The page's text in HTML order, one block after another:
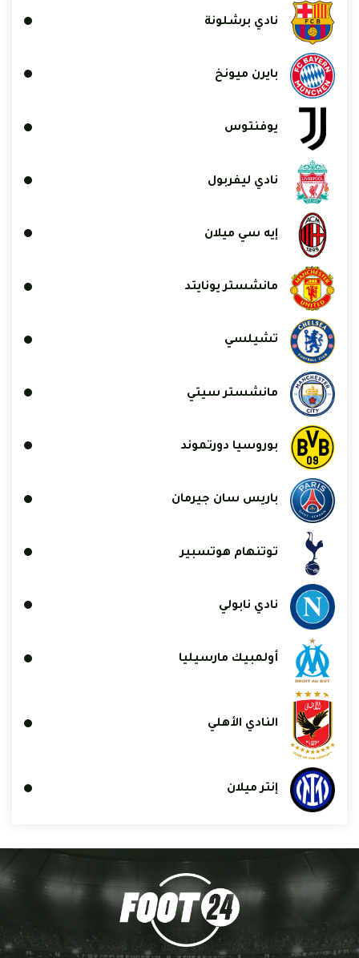
نادي برشلونة
بايرن ميونخ
يوفنتوس
نادي ليفربول
إيه سي ميلان
مانشستر يونايتد
تشيلسي
مانشستر سيتي
بوروسيا دورتموند
باريس سان جيرمان
توتنهام هوتسبير
نادي نابولي
أولمبيك مارسيليا
النادي الأهلي
إنتر ميلان